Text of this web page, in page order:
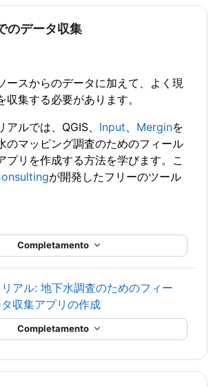
のデータ収集
Completamento
ースからのデータに加えて、よく現
収集する必要があります。
アルでは、QGIS、 Input Merginを
のマッピング調査のためのフィール
プリを作成する方法を学びます。こ
が開発したフリーのツール
アル: 地下水調査のためのフィー
収集アプリの作成Libro
Completamento